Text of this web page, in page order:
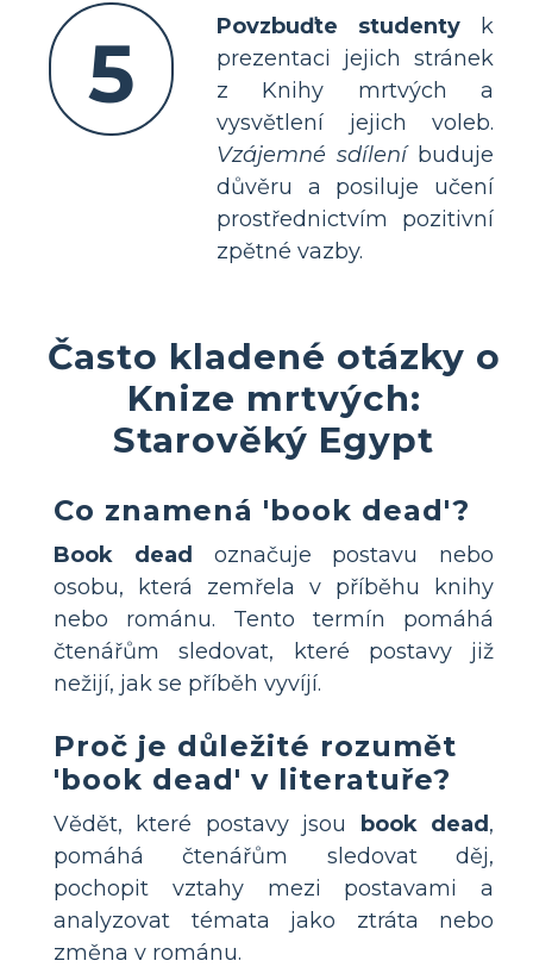
5 Povzbuďte studenty k
prezentaci jejich stránek
z Knihy mrtvých a
vysvětlení jejich voleb.
Vzájemné sdíleníbuduje
důvěru a posiluje učení
prostřednictvím pozitivní
zpětné vazby.
Často kladené otázky o
Knize mrtvých:
Starověký Egypt
Co znamená 'book dead'?
Book dead
označuje postavu nebo
osobu, která zemřela v příběhu knihy
nebo románu. Tento termín pomáhá
čtenářům sledovat, které postavy již
nežijí, jak se příběh vyvíjí.
Proč je důležité rozumět
'book dead' v literatuře?
Vědět, které postavy jsou book dead ,
pomáhá čtenářům sledovat děj,
pochopit vztahy mezi postavami a
analyzovat témata jako ztráta nebo
změna v románu.